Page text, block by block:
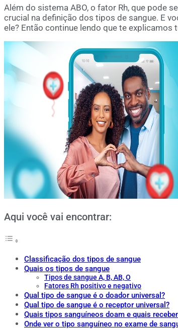
Além do sistema ABO, o fator Rh, que pode
crucial na definição dos tipos de sangue. E
ele? Então continue lendo que te explicamos
Aqui você vai encontrar:
Classificação dos tipos de sangue
Quais os tipos de sangue
Tipos de sangue A, B, AB, O
Fatores Rh positivo e negativo
Qual tipo de sangue é o doador universal?
Qual tipo de sangue é o receptor universal?
Quais tipos sanguíneos doam e quais
Onde ver o tipo sanguíneo no exame de